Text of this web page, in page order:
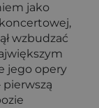
jako
wzbudzać
jego opery
pierwszą